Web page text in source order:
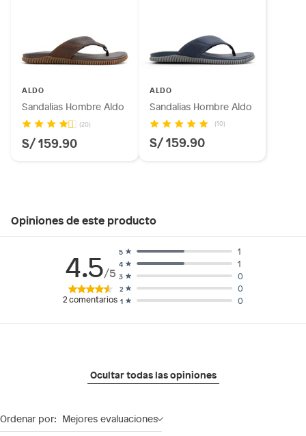
ALDO
Sandalias Hombre Aldo
(20)
S/ 159.90
ALDO
Sandalias Hombre Aldo
(10)
S/ 159.90
Opiniones de este producto
4.5/5
2comentarios 1 0
2 0
3 0
4 1
5 1
Ocultar todas las opiniones
Ordenar por: Mejores evaluaciones